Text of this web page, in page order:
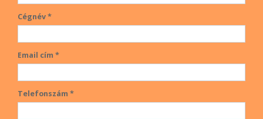
Cégnév *
Email cím *
Telefonszám *